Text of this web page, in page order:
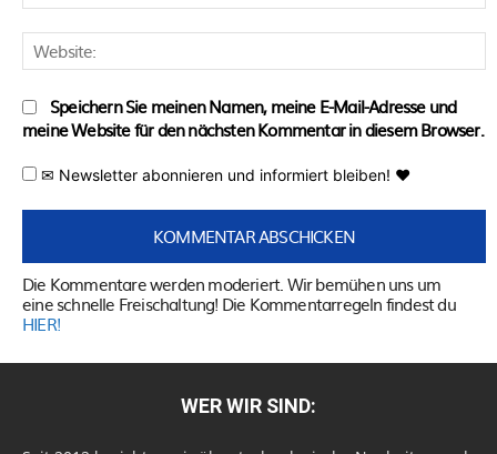
Speichern Sie meinen Namen, meine E-Mail-Adresse und
meine Website für den nächsten Kommentar in diesem Browser.
✉ Newsletter abonnieren und informiert bleiben! ♥
Die Kommentare werden moderiert. Wir bemühen uns um
eine schnelle Freischaltung! Die Kommentarregeln findest du
HIER!
WER WIR SIND: